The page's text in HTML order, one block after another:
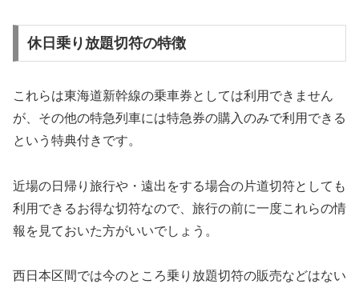
休日乗り放題切符の特徴
これらは東海道新幹線の乗車券としては利用できません
が、その他の特急列車には特急券の購入のみで利用できる
という特典付きです。
近場の日帰り旅行や・遠出をする場合の片道切符としても
利用できるお得な切符なので、旅行の前に一度これらの情
報を見ておいた方がいいでしょう。
西日本区間では今のところ乗り放題切符の販売などはない